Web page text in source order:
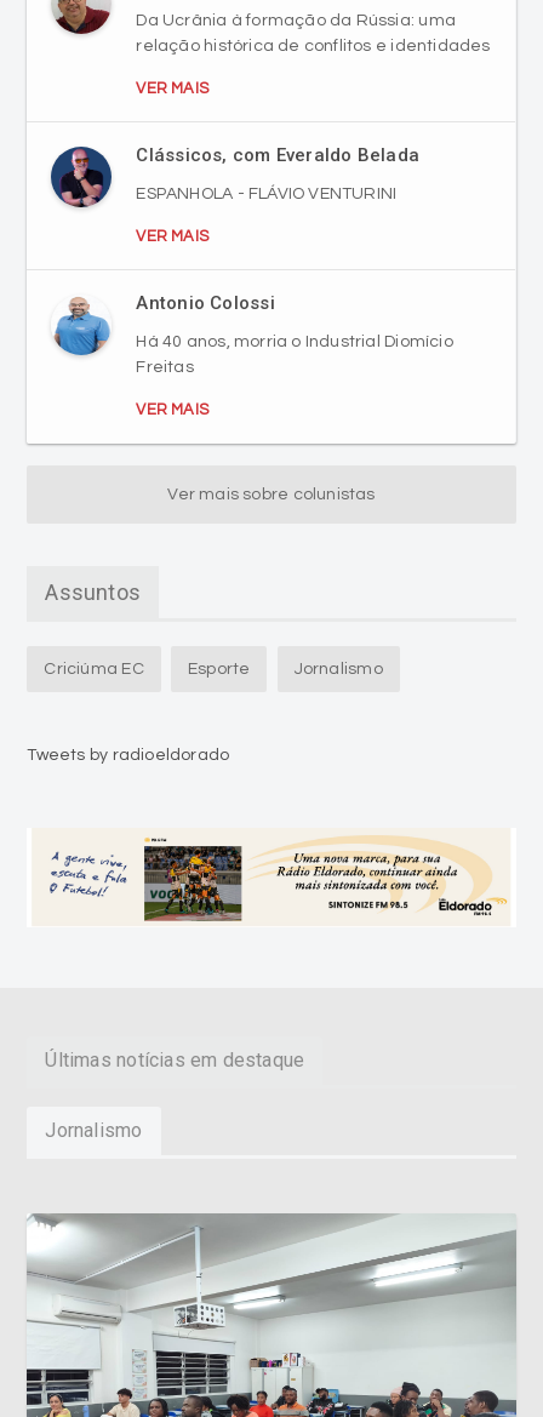
Da Ucrânia à formação da Rússia: uma
relação histórica de conflitos e identidades
VER MAIS
Clássicos, com Everaldo Belada
ESPANHOLA - FLÁVIO VENTURINI
VER MAIS
Antonio Colossi
Há 40 anos, morria o Industrial Diomício
Freitas
VER MAIS
Ver mais sobre colunistas
Assuntos
Criciúma EC Esporte Jornalismo
Tweets by radioeldorado
Últimas notícias em destaque
Jornalismo